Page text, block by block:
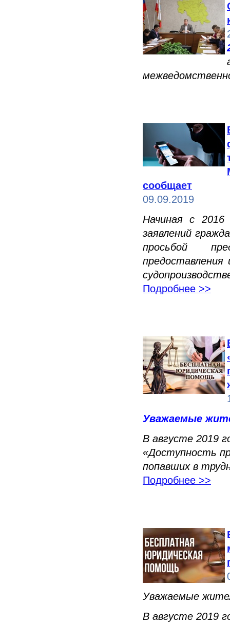
сообщает
09.09.2019
Начиная с
заявлений
просьбой
предоставления
Подробнее >>
Уважаемые
В августе 2019
«Доступность
попавших в
Подробнее >>
Уважаемые
В августе 2019